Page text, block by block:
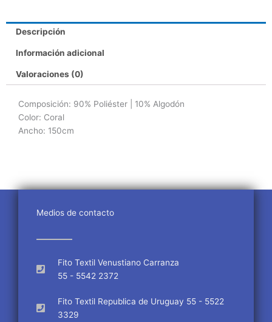
Descripción
Información adicional
Valoraciones (0)
Composición: 90% Poliéster | 10% Algodón
Color: Coral
Ancho: 150cm
Medios de contacto
Fito Textil Venustiano Carranza
55 - 5542 2372
Fito Textil Republica de Uruguay 55 - 5522
3329